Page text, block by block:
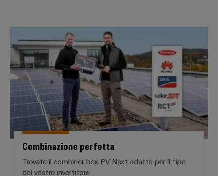
Combinazione perfetta
Combinazione perfetta
Trovate il combiner box PV Next adatto per il tipo
del vostro invertitore